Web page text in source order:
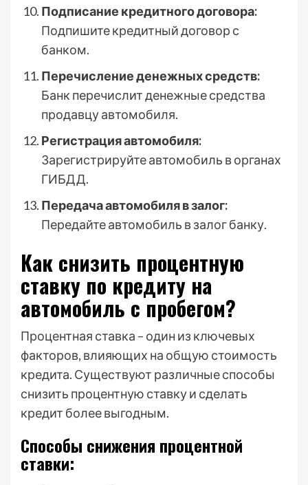
Подписание кредитного договора:
Подпишите кредитный договор с
банком.
Перечисление денежных средств:
Банк перечислит денежные средства
продавцу автомобиля.
Регистрация автомобиля:
Зарегистрируйте автомобиль в органах
ГИБДД.
Передача автомобиля в залог:
Передайте автомобиль в залог банку.
Как снизить процентную
ставку по кредиту на
автомобиль с пробегом?
Процентная ставка – один из ключевых
факторов, влияющих на общую стоимость
кредита. Существуют различные способы
снизить процентную ставку и сделать
кредит более выгодным.
Способы снижения процентной
ставки: